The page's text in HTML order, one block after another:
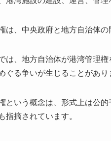
は、中央政府と地方自治体
は、地方自治体が港湾管理
ぐる争いが生じることがあり
という概念は、形式上は公
指摘されています。